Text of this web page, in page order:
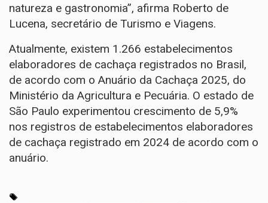
natureza e gastronomia”, afirma Roberto de
Lucena, secretário de Turismo e Viagens.
Atualmente, existem 1.266 estabelecimentos
elaboradores de cachaça registrados no Brasil,
de acordo com o Anuário da Cachaça 2025, do
Ministério da Agricultura e Pecuária. O estado de
São Paulo experimentou crescimento de 5,9%
nos registros de estabelecimentos elaboradores
de cachaça registrado em 2024 de acordo com o
anuário.